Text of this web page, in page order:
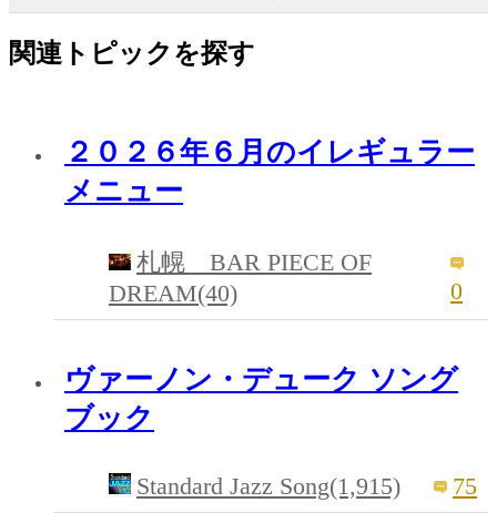
関連トピックを探す
２０２６年６月のイレギュラー
メニュー
札幌 BAR PIECE OF
DREAM(40)
0
ヴァーノン・デューク ソング
ブック
Standard Jazz Song(1,915) 75